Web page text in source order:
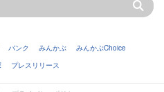
バンク みんかぶ
みんかぶChoice
プレスリリース